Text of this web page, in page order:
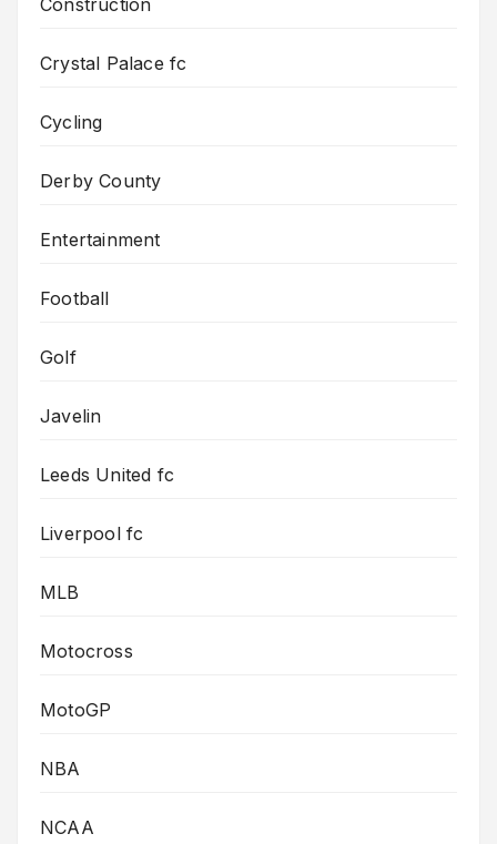
Crystal Palace fc
Cycling
Derby County
Entertainment
Football
Golf
Javelin
Leeds United fc
Liverpool fc
MLB
Motocross
MotoGP
NBA
NCAA